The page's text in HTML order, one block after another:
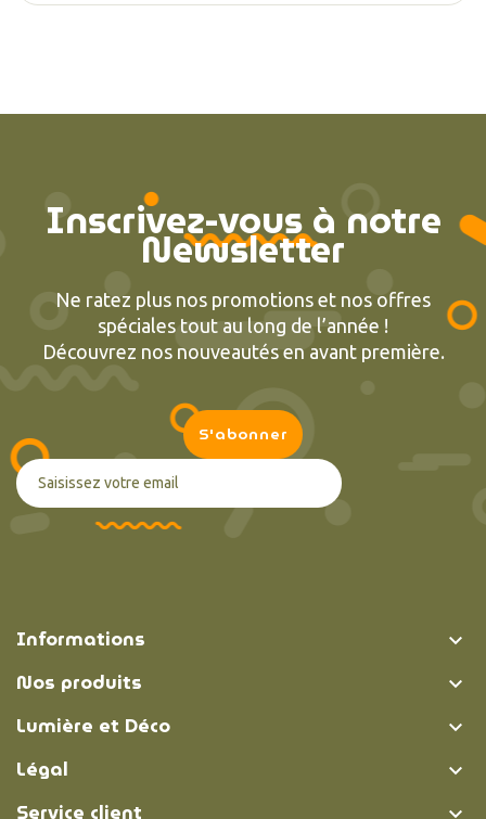
Inscrivez-vous à notre
Newsletter
Ne ratez plus nos promotions et nos offres
spéciales tout au long de l’année !
Découvrez nos nouveautés en avant première.
Informations 
Nos produits 
Lumière et Déco 
Légal 
Service client